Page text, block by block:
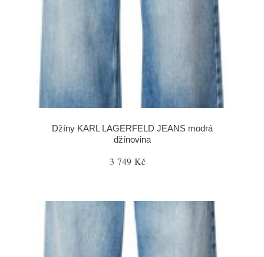
Džíny KARL LAGERFELD JEANS modrá
džínovina
3 749 Kč